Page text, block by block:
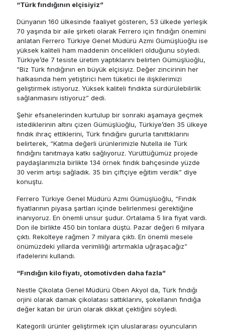
“Türk fındığının elçisiyiz”
Dünyanın 160 ülkesinde faaliyet gösteren, 53 ülkede yerleşik
70 yaşında bir aile şirketi olarak Ferrero için fındığın önemini
anlatan Ferrero Türkiye Genel Müdürü Azmi Gümüşlüoğlu ise
yüksek kaliteli ham maddenin öncelikleri olduğunu söyledi.
Türkiye’de 7 tesiste üretim yaptıklarını belirten Gümüşlüoğlu,
“Biz Türk fındığının en büyük elçisiyiz. Değer zincirinin her
halkasında hem yetiştirici hem tüketici ile ilişkilerimizi
geliştirmek istiyoruz. Yüksek kaliteli fındıkta sürdürülebilirlik
sağlanmasını istiyoruz” dedi.
Şehir efsanelerinden kurtulup bir sonraki aşamaya geçmek
istediklerinin altını çizen Gümüşlüoğlu, Türkiye’den 35 ülkeye
fındık ihraç ettiklerini, Türk fındığını gururla tanıttıklarını
belirterek, “Katma değerli ürünlerimizle Nutella ile Türk
fındığını tanıtmaya katkı sağlıyoruz. Yürüttüğümüz projede
paydaşlarımızla birlikte 134 örnek fındık bahçesinde yüzde
30 verim artışı sağladık. 35 bin çiftçiye eğitim verdik” diye
konuştu.
Ferrero Türkiye Genel Müdürü Azmi Gümüşlüoğlu, “Fındık
fiyatlarının piyasa şartları içinde belirlenmesi gerektiğine
inanıyoruz. En önemli unsur şudur. Ortalama 5 lira fiyat vardı.
Don ile birlikte 450 bin tonlara düştü. Pazar değeri 6 milyara
çıktı. Rekolteye rağmen 7 milyara çıktı. En önemli mesele
önümüzdeki yıllarda verimliliği artırmakla uğraşacağız”
ifadelerini kullandı.
“Fındığın kilo fiyatı, otomotivden daha fazla”
Nestle Çikolata Genel Müdürü Oben Akyol da, Türk fındığı
orjini olarak damak çikolatası sattıklarını, şokellanın fındığa
değer katan bir ürün olarak dikkat çektiğini söyledi.
Kategorili ürünler geliştirmek için uluslararası oyuncuların